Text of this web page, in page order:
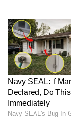
Image Credit :
ಆಂಡ್ರಿಯಾ
ಅಕ್ಟೋಬರ್
ಮೆಲೋನಿ ಸ್ವತಃ
ಆಫ್-ಏರ್ ವಿಡಿಯೋ
ಆದ ನಂತರ ಈ